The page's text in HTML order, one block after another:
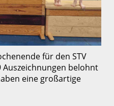
für den STV
Auszeichnungen belohnt
eine großartige